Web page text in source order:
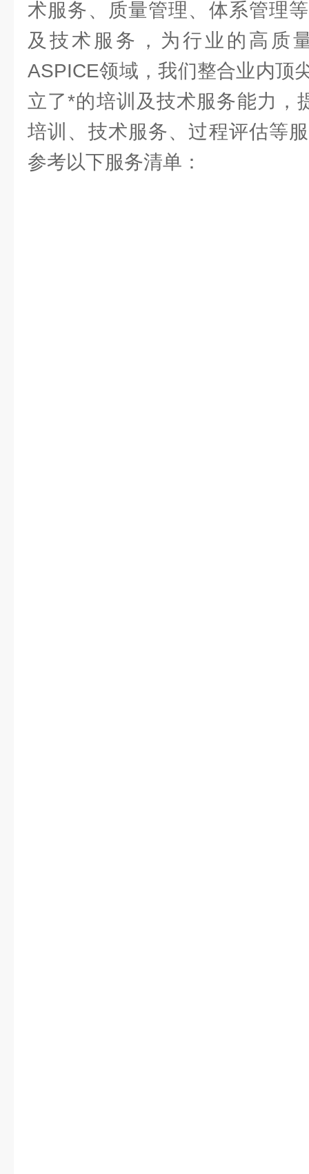
术服务、质量管理、体系管理
及技术服务，为行业的高质
ASPICE领域，我们整合业内顶
立了*的培训及技术服务能力，
培训、技术服务、过程评估等
参考以下服务清单：